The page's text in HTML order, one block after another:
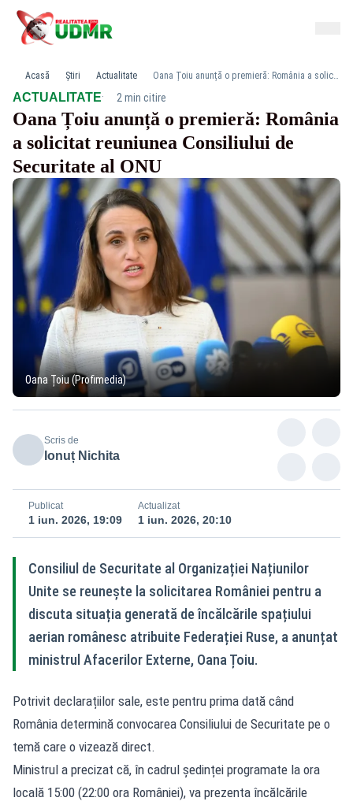
Acasă Știri Actualitate Oana Țoiu anunță o premieră: România a solicitat reuniunea Consiliului de Securitate al ONU
ACTUALITATE· 2 min citire
Oana Țoiu anunță o premieră: România
a solicitat reuniunea Consiliului de
Securitate al ONU
Oana Țoiu (Profimedia)
Scris de
Ionuț Nichita
Publicat
1 iun. 2026, 19:09
Actualizat
1 iun. 2026, 20:10
Consiliul de Securitate al Organizației Națiunilor
Unite se reunește la solicitarea României pentru a
discuta situația generată de încălcările spațiului
aerian românesc atribuite Federației Ruse, a anunțat
ministrul Afacerilor Externe, Oana Țoiu.
Potrivit declarațiilor sale, este pentru prima dată când
România determină convocarea Consiliului de Securitate pe o
temă care o vizează direct.
Ministrul a precizat că, în cadrul ședinței programate la ora
locală 15:00 (22:00 ora României), va prezenta încălcările